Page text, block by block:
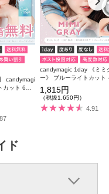
candymagi
ット 6箱
計60枚
】
candymagic 1day 《ミミ
ー》 ブルーライトカット
マジ 度あり 度なし 1箱
【リニューアル前商品】
1,815円
（税抜1,650円）
4.91
ド